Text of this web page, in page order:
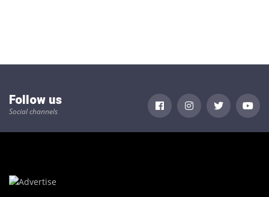
Follow us
Social channels